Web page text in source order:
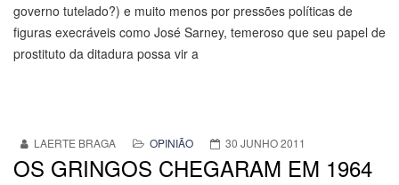
governo tutelado?) e muito menos por pressões políticas de
figuras execráveis como José Sarney, temeroso que seu papel de
prostituto da ditadura possa vir a
LAERTE BRAGA OPINIÃO 30 JUNHO 2011
OS GRINGOS CHEGARAM EM 1964